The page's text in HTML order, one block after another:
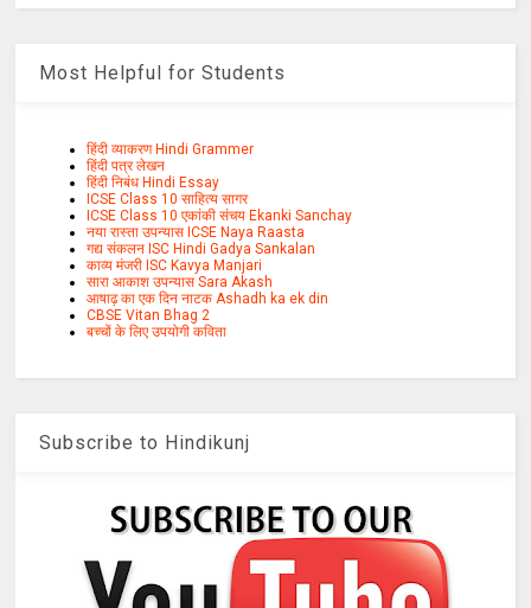
Most Helpful for Students
हिंदी व्याकरण Hindi Grammer
हिंदी पत्र लेखन
हिंदी निबंध Hindi Essay
ICSE Class 10 साहित्य सागर
ICSE Class 10 एकांकी संचय Ekanki Sanchay
नया रास्ता उपन्यास ICSE Naya Raasta
गद्य संकलन ISC Hindi Gadya Sankalan
काव्य मंजरी ISC Kavya Manjari
सारा आकाश उपन्यास Sara Akash
आषाढ़ का एक दिन नाटक Ashadh ka ek din
CBSE Vitan Bhag 2
बच्चों के लिए उपयोगी कविता
Subscribe to Hindikunj